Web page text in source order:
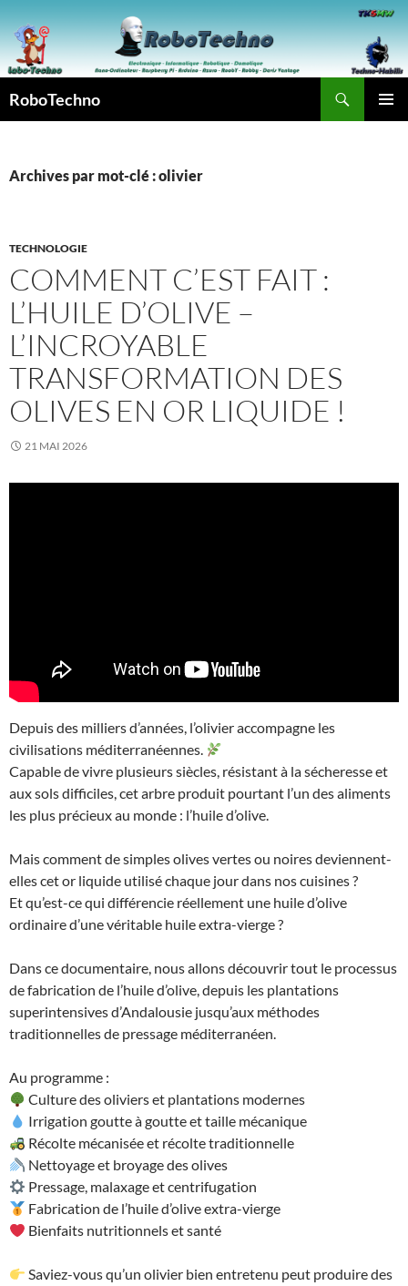
au
contenu
RoboTechno
Archives par mot-clé : olivier
TECHNOLOGIE
COMMENT C’EST FAIT :
L’HUILE D’OLIVE –
L’INCROYABLE
TRANSFORMATION DES
OLIVES EN OR LIQUIDE !
21 MAI 2026
Depuis des milliers d’années, l’olivier accompagne les
civilisations méditerranéennes.
Capable de vivre plusieurs siècles, résistant à la sécheresse et
aux sols difficiles, cet arbre produit pourtant l’un des aliments
les plus précieux au monde : l’huile d’olive.
Mais comment de simples olives vertes ou noires deviennent-
elles cet or liquide utilisé chaque jour dans nos cuisines ?
Et qu’est-ce qui différencie réellement une huile d’olive
ordinaire d’une véritable huile extra-vierge ?
Dans ce documentaire, nous allons découvrir tout le processus
de fabrication de l’huile d’olive, depuis les plantations
superintensives d’Andalousie jusqu’aux méthodes
traditionnelles de pressage méditerranéen.
Au programme :
Culture des oliviers et plantations modernes
Irrigation goutte à goutte et taille mécanique
Récolte mécanisée et récolte traditionnelle
Nettoyage et broyage des olives
Pressage, malaxage et centrifugation
Fabrication de l’huile d’olive extra-vierge
Bienfaits nutritionnels et santé
Saviez-vous qu’un olivier bien entretenu peut produire des